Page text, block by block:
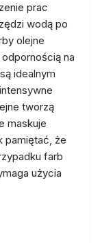
prac
wodą po
olejne
na
idealnym
tworzą
maskuje
pamiętać, że
farb
użycia